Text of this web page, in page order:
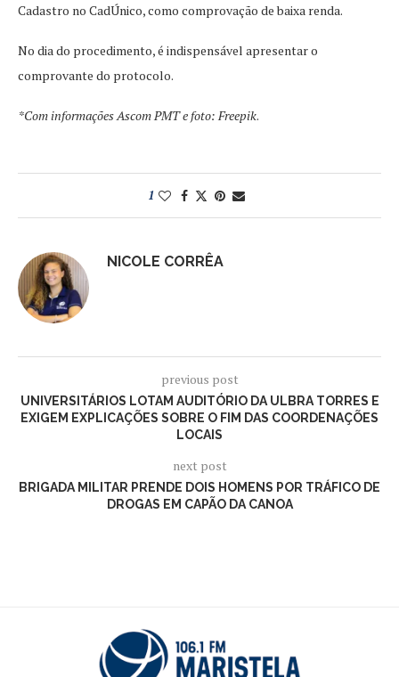
Cadastro no CadÚnico, como comprovação de baixa renda.
No dia do procedimento, é indispensável apresentar o
comprovante do protocolo.
*Com informações Ascom PMT e foto: Freepik.
1
NICOLE CORRÊA
previous post
UNIVERSITÁRIOS LOTAM AUDITÓRIO DA ULBRA TORRES E
EXIGEM EXPLICAÇÕES SOBRE O FIM DAS COORDENAÇÕES
LOCAIS
next post
BRIGADA MILITAR PRENDE DOIS HOMENS POR TRÁFICO DE
DROGAS EM CAPÃO DA CANOA